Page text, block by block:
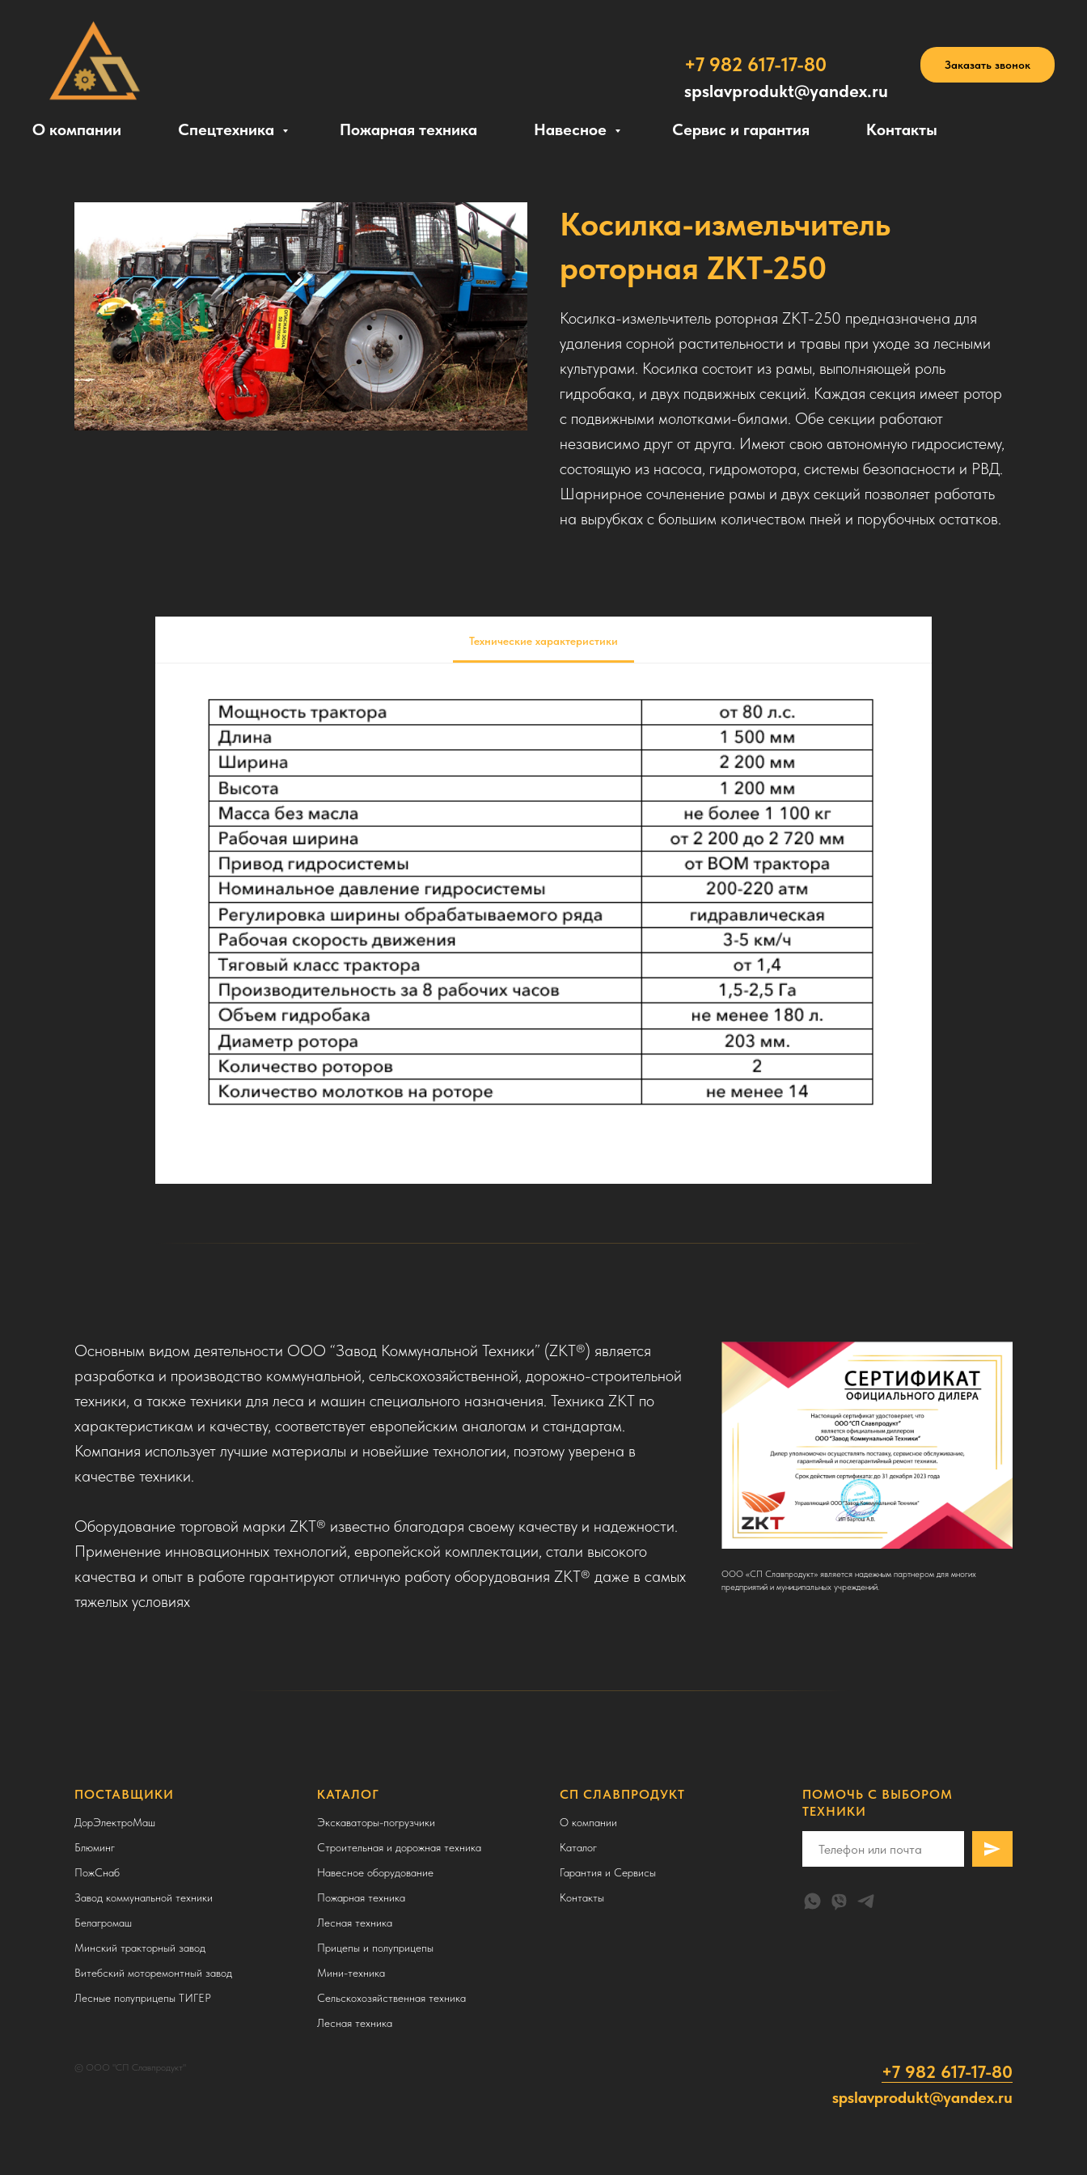
+7 982 617-17-80
spslavprodukt@yandex.ru
Заказать звонок
О компании Спецтехника Пожарная техника Навесное Сервис и гарантия Контакты
Косилка-измельчитель
роторная ZKT-250
Косилка-измельчитель роторная ZKT-250 предназначена для
удаления сорной растительности и травы при уходе за лесными
культурами. Косилка состоит из рамы, выполняющей роль
гидробака, и двух подвижных секций. Каждая секция имеет ротор
с подвижными молотками-билами. Обе секции работают
независимо друг от друга. Имеют свою автономную гидросистему,
состоящую из насоса, гидромотора, системы безопасности и РВД.
Шарнирное сочленение рамы и двух секций позволяет работать
на вырубках с большим количеством пней и порубочных остатков.
Технические характеристики
Основным видом деятельности ООО “Завод Коммунальной Техники” (ZKT®) является
разработка и производство коммунальной, сельскохозяйственной, дорожно-строительной
техники, а также техники для леса и машин специального назначения. Техника ZKT по
характеристикам и качеству, соответствует европейским аналогам и стандартам.
Компания использует лучшие материалы и новейшие технологии, поэтому уверена в
качестве техники.
Оборудование торговой марки ZKT® известно благодаря своему качеству и надежности.
Применение инновационных технологий, европейской комплектации, стали высокого
качества и опыт в работе гарантируют отличную работу оборудования ZKT® даже в самых
тяжелых условиях
ООО «СП Славпродукт» является надежным партнером для многих
предприятий и муниципальных учреждений.
ПОСТАВЩИКИ
ДорЭлектроМаш
Блюминг
ПожСнаб
Завод коммунальной техники
Белагромаш
Минский тракторный завод
Витебский моторемонтный завод
Лесные полуприцепы ТИГЕР
КАТАЛОГ
Экскаваторы-погрузчики
Строительная и дорожная техника
Навесное оборудование
Пожарная техника
Лесная техника
Прицепы и полуприцепы
Мини-техника
Сельскохозяйственная техника
Лесная техника
СП СЛАВПРОДУКТ
О компании
Каталог
Гарантия и Сервисы
Контакты
ПОМОЧЬ С ВЫБОРОМ
ТЕХНИКИ
© ООО "СП Славпродукт" +7 982 617-17-80
spslavprodukt@yandex.ru